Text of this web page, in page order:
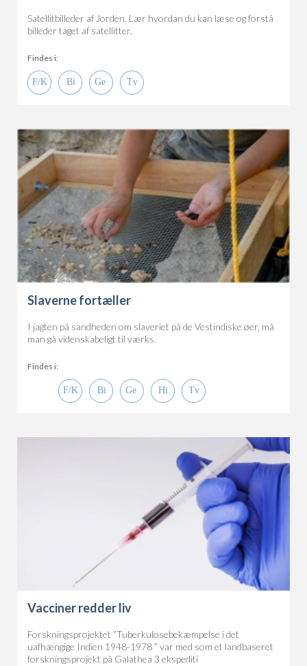
Satellitbilleder af Jorden. Lær hvordan du kan læse og forstå
billeder taget af satellitter.
Findes i:
Slaverne fortæller
I jagten på sandheden om slaveriet på de Vestindiske øer, må
man gå videnskabeligt til værks.
Findes i:
Vacciner redder liv
Forskningsprojektet ”Tuberkulosebekæmpelse i det
uafhængige Indien 1948-1978 ” var med som et landbaseret
forskningsprojekt på Galathea 3 ekspediti